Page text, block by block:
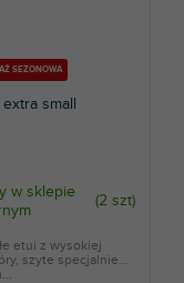
SEZONOWA
small
w sklepie
(2 szt)
etui z wysokiej
szyte specjalnie